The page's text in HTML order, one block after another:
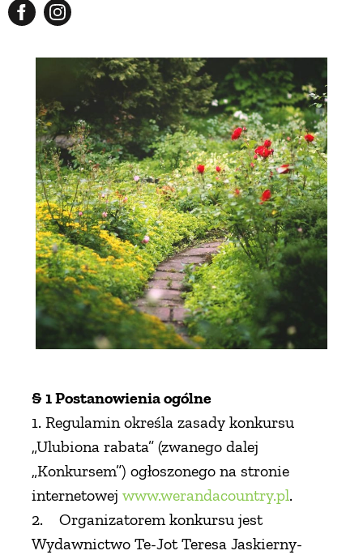
§ 1 Postanowienia ogólne
1. Regulamin określa zasady konkursu
„Ulubiona rabata” (zwanego dalej
„Konkursem”) ogłoszonego na stronie
internetowej www.werandacountry.pl.
2. Organizatorem konkursu jest
Wydawnictwo Te-Jot Teresa Jaskierny-
NATURALNA APTECZKA
DLA DOMU
EKO ŻYCIE
PRZYRODA
ZWIERZĘTA DOMOWE
ZWIERZĘTA W NATURZE
GRZYBY
KRAJOBRAZ
RĘKODZIEŁO
RZEMIOSŁO